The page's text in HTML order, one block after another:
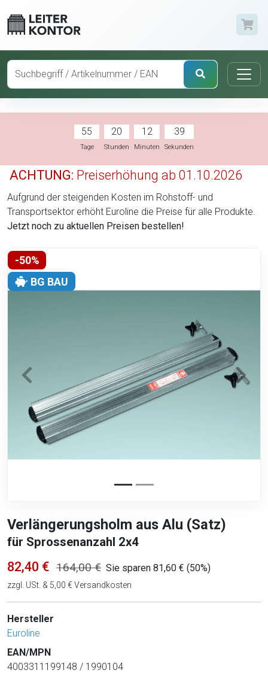
55
Tage
20
Stunden
12
Minuten
38
Sekunden
ACHTUNG: Preiserhöhung ab 01.10.2026
Aufgrund der steigenden Kosten im Rohstoff- und
Transportsektor erhöht Euroline die Preise für alle Produkte.
Jetzt noch zu aktuellen Preisen bestellen!
-50%
BG BAU
Verlängerungsholm aus Alu (Satz)
für Sprossenanzahl 2x4
82,40 € 164,00 € Sie sparen 81,60 € (50%)
zzgl. USt. & 5,00 € Versandkosten
Hersteller
Euroline
EAN/MPN
4003311199148 / 1990104